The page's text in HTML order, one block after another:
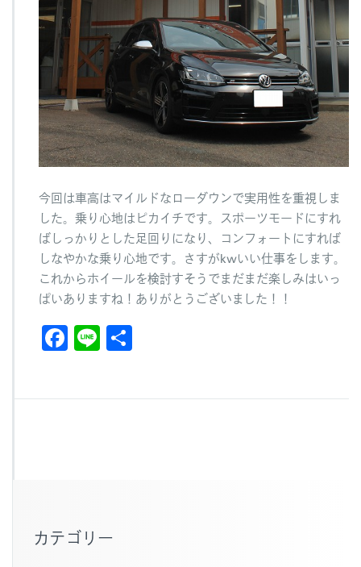
今回は車高はマイルドなローダウンで実用性を重視しま
した。乗り心地はピカイチです。スポーツモードにすれ
ばしっかりとした足回りになり、コンフォートにすれば
しなやかな乗り心地です。さすがkwいい仕事をします。
これからホイールを検討すそうでまだまだ楽しみはいっ
ぱいありますね！ありがとうございました！！
F
c
Li
e
カテゴリー